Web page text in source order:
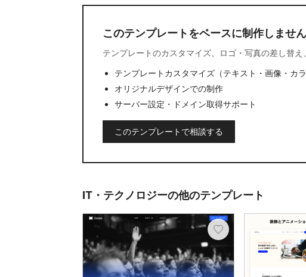
このテンプレートをベースに制作しませ
テンプレートのカスタマイズ、ロゴ・写真の差し替
テンプレートカスタマイズ（テキスト・画像・カラ
オリジナルデザインでの制作
サーバー設定・ドメイン取得サポート
このテンプレートで相談する
IT・テクノロジーの他のテンプレート